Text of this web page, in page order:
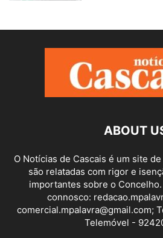
ABOUT
O Notícias de Cascais é um site
são relatadas com rigor e
importantes sobre o
connosco:
comercial.mpalavra@gmail.com;
Telemóvel -